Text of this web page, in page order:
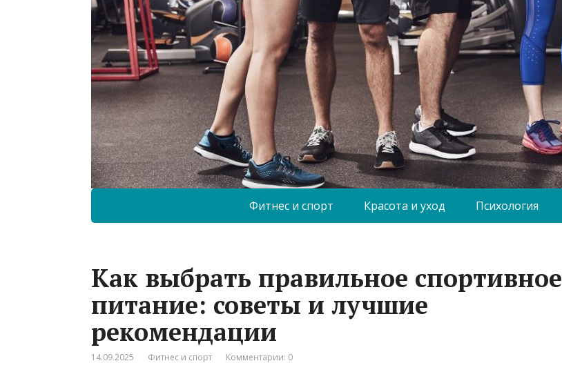
Фитнес и спорт Красота и уход Психология
Как выбрать правильное спортивное
питание: советы и лучшие
рекомендации
14.09.2025 Фитнес и спорт Комментарии: 0